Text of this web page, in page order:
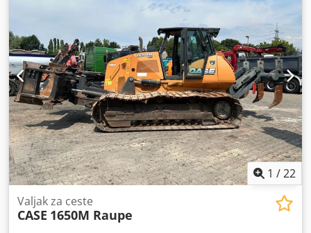
1 /22
Valjak za ceste
CASE 1650M Raupe